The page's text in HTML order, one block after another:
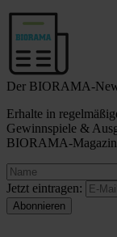
Der BIORAMA-
Erhalte in
Gewinnspiele &
BIORAMA-
Jetzt eintragen: